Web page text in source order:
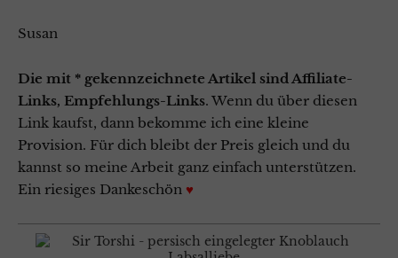
Susan
Die mit * gekennzeichnete Artikel sind Affiliate-
Links, Empfehlungs-Links. Wenn du über diesen
Link kaufst, dann bekomme ich eine kleine
Provision. Für dich bleibt der Preis gleich und du
kannst so meine Arbeit ganz einfach unterstützen.
Ein riesiges Dankeschön ♥